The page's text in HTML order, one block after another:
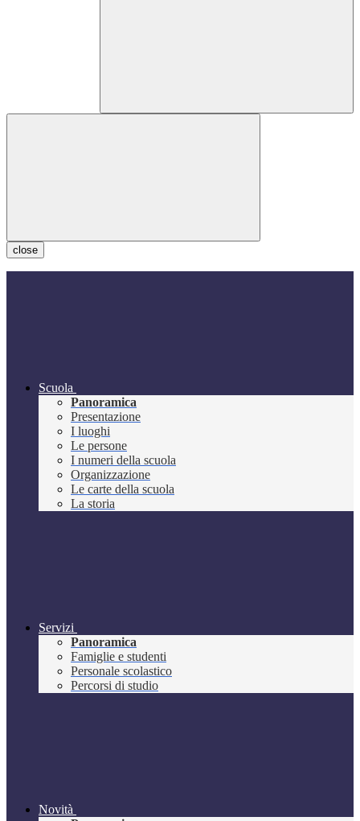
close
Scuola
Panoramica
Presentazione
I luoghi
Le persone
I numeri della scuola
Organizzazione
Le carte della scuola
La storia
Servizi
Panoramica
Famiglie e studenti
Personale scolastico
Percorsi di studio
Novità